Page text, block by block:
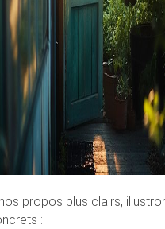
propos plus clairs,
: